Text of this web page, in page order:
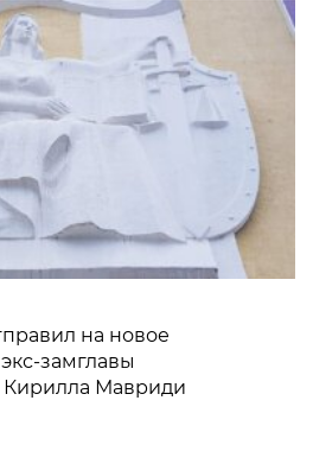
на новое
замглавы
Кирилла Мавриди